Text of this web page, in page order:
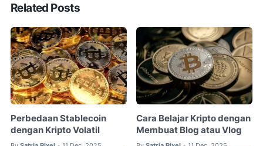
Related Posts
Perbedaan Stablecoin
dengan Kripto Volatil
Cara Belajar Kripto dengan
Membuat Blog atau Vlog